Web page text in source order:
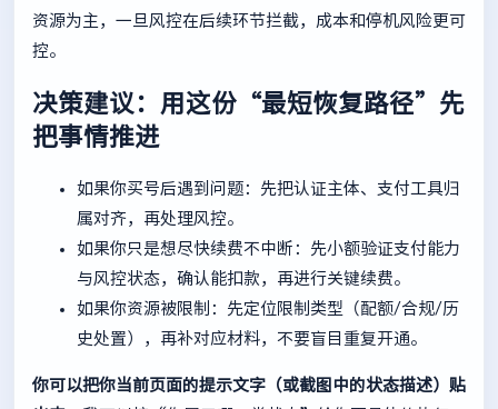
资源为主，一旦风控在后续环节拦截，成本和停机风险更可
控。
决策建议：用这份“最短恢复路径”先
把事情推进
如果你买号后遇到问题：先把认证主体、支付工具归
属对齐，再处理风控。
如果你只是想尽快续费不中断：先小额验证支付能力
与风控状态，确认能扣款，再进行关键续费。
如果你资源被限制：先定位限制类型（配额/合规/历
史处置），再补对应材料，不要盲目重复开通。
你可以把你当前页面的提示文字（或截图中的状态描述）贴